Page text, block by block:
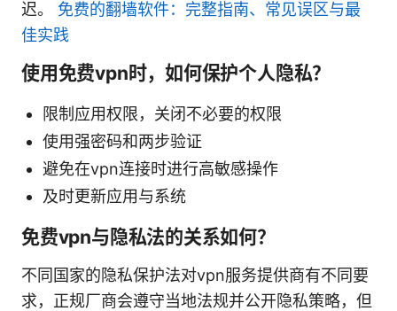
迟。 免费的翻墙软件：完整指南、常见误区与最
佳实践
使用免费vpn时，如何保护个人隐私？
限制应用权限，关闭不必要的权限
使用强密码和两步验证
避免在vpn连接时进行高敏感操作
及时更新应用与系统
免费vpn与隐私法的关系如何？
不同国家的隐私保护法对vpn服务提供商有不同要
求，正规厂商会遵守当地法规并公开隐私策略，但